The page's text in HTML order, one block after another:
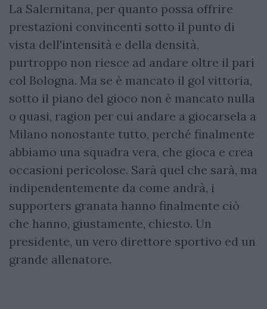
La Salernitana, per quanto possa offrire
prestazioni convincenti sotto il punto di
vista dell'intensità e della densità,
purtroppo non riesce ad andare oltre il pari
col Bologna. Ma se è mancato il gol vittoria,
sotto il piano del gioco non è mancato nulla
o quasi, ragion per cui andare a giocarsela a
Milano nonostante tutto, perché finalmente
abbiamo una squadra vera, che gioca e crea
occasioni pericolose. Sarà quel che sarà, ma
indipendentemente da come andrà, i
supporters granata hanno finalmente ciò
che hanno, giustamente, chiesto. Un
presidente, un vero direttore sportivo ed un
grande allenatore.